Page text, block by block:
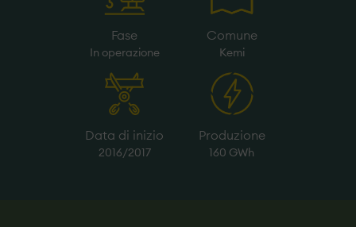
Fase
In operazione
Comune
Kemi
Data di inizio
2016/2017
Produzione
160 GWh